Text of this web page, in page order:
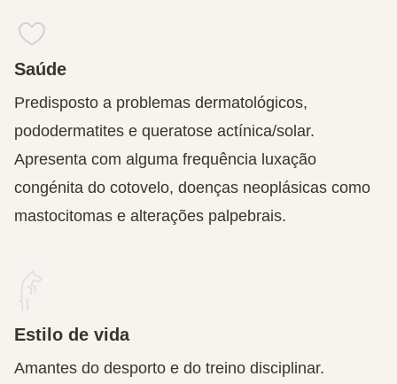
Saúde
Predisposto a problemas dermatológicos,
pododermatites e queratose actínica/solar.
Apresenta com alguma frequência luxação
congénita do cotovelo, doenças neoplásicas como
mastocitomas e alterações palpebrais.
Estilo de vida
Amantes do desporto e do treino disciplinar.